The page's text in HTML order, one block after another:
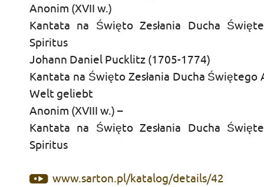
Anonim (XVII w.)
Kantata na Święto Zesłania Ducha
Spiritus
Johann Daniel Pucklitz (1705-1774)
Kantata na Święto Zesłania Ducha
Welt geliebt
Anonim (XVIII w.) –
Kantata na Święto Zesłania Ducha
Spiritus
www.sarton.pl/katalog/details/42